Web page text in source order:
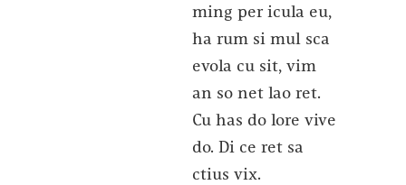
ming per icula eu,
ha rum si mul sca
evola cu sit, vim
an so net lao ret.
Cu has do lore vive
do. Di ce ret sa
ctius vix.